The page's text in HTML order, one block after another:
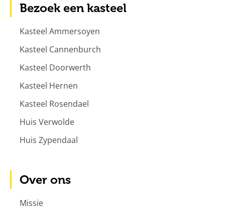
Bezoek een kasteel
Kasteel Ammersoyen
Kasteel Cannenburch
Kasteel Doorwerth
Kasteel Hernen
Kasteel Rosendael
Huis Verwolde
Huis Zypendaal
Over ons
Missie